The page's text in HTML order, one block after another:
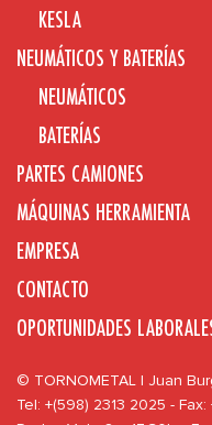
KESLA
NEUMÁTICOS Y BATERÍAS
NEUMÁTICOS
BATERÍAS
PARTES CAMIONES
MÁQUINAS HERRAMIENTA
EMPRESA
CONTACTO
OPORTUNIDADES
© TORNOMETAL | Juan
Tel: +(598) 2313 2025 -